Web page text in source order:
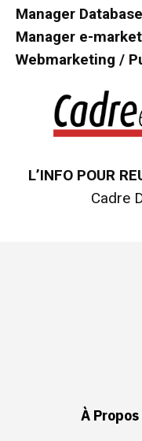
Manager
Manager e-
Webmarketing /
L’INFO POUR
Cadre
À